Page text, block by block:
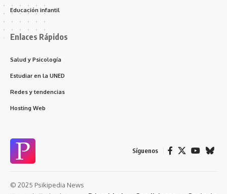
Educación infantil
Enlaces Rápidos
Salud y Psicología
Estudiar en la UNED
Redes y tendencias
Hosting Web
Síguenos
© 2025 Psikipedia News